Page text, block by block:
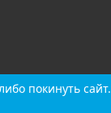
покинуть сайт.